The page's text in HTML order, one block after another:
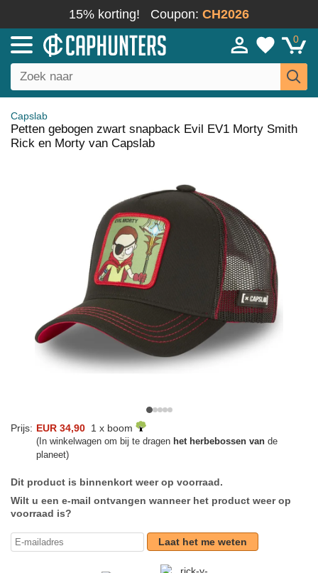
15% korting! Coupon: CH2026
0
Capslab
Petten gebogen zwart snapback Evil EV1 Morty Smith
Rick en Morty van Capslab
Prijs: EUR 34,90 1 x boom
(In winkelwagen om bij te dragen het herbebossen van de
planeet)
Dit product is binnenkort weer op voorraad.
Wilt u een e-mail ontvangen wanneer het product weer op
voorraad is?
Laat het me weten